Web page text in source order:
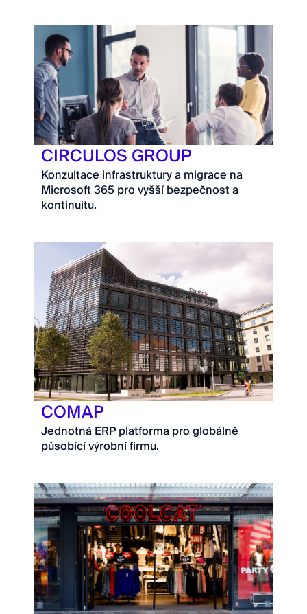
CIRCULOS GROUP
Konzultace infrastruktury a migrace na
Microsoft 365 pro vyšší bezpečnost a
kontinuitu.
COMAP
Jednotná ERP platforma pro globálně
působící výrobní firmu.